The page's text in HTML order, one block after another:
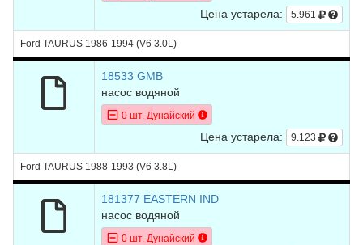
Цена устарела: 5.961
Ford TAURUS 1986-1994 (V6 3.0L)
18533 GMB
насос водяной
0 шт. Дунайский
Цена устарела: 9.123
Ford TAURUS 1988-1993 (V6 3.8L)
181377 EASTERN IND
насос водяной
0 шт. Дунайский